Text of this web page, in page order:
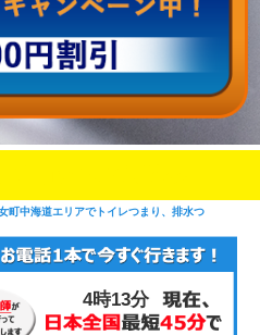
町中海道エリアでトイレつまり、排水つ
4時13分